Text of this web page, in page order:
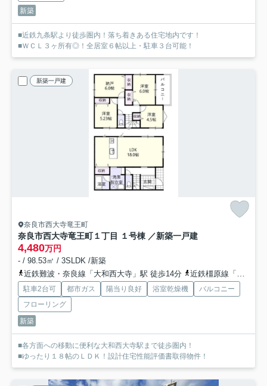
新築
■近鉄九条駅より徒歩圏内！落ち着きある住宅地内です！
■ＷＣＬ３ヶ所有◎！全居室６帖以上・駐車３台可能！
新築一戸建
奈良市西大寺竜王町
奈良市西大寺竜王町１丁目 １号棟 ／新築一戸建
4,480万円
- / 98.53㎡ / 3SLDK /新築
近鉄難波・奈良線「大和西大寺」駅 徒歩14分
近鉄橿原線「大和西大寺」駅 徒歩14分
駐車2台可 都市ガス 陽当り良好 浴室乾燥機
バルコニー
フローリング
新築
■各方面への移動に便利な大和西大寺駅まで徒歩圏内！
■ゆったり１８帖のＬＤＫ！設計住宅性能評価書取得物件！